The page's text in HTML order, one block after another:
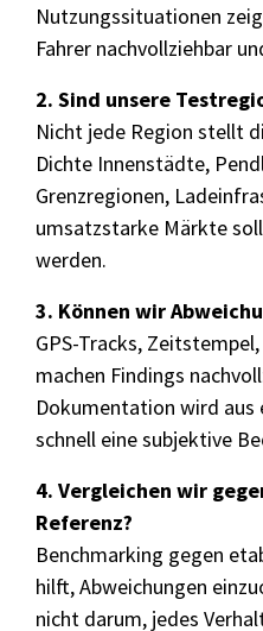
Nutzungssituationen
Fahrer nachvollziehbar
2. Sind unsere
Nicht jede Region stellt
Dichte Innenstädte,
Grenzregionen,
umsatzstarke Märkte
werden.
3. Können wir
GPS-Tracks,
machen Findings
Dokumentation wird aus
schnell eine subjektive
4. Vergleichen wir
Referenz?
Benchmarking gegen
hilft, Abweichungen
nicht darum, jedes